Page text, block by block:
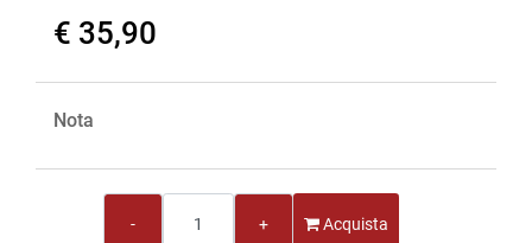
€ 35,90
Nota
Acquista